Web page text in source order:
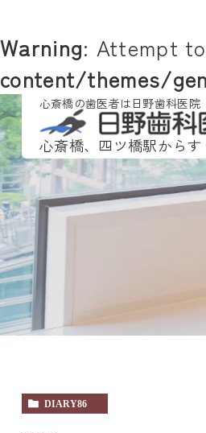
Warning: Attempt
content/themes/
心斎橋の歯医者は日野歯科医院
心斎橋、四ツ橋駅からす
DIARY86